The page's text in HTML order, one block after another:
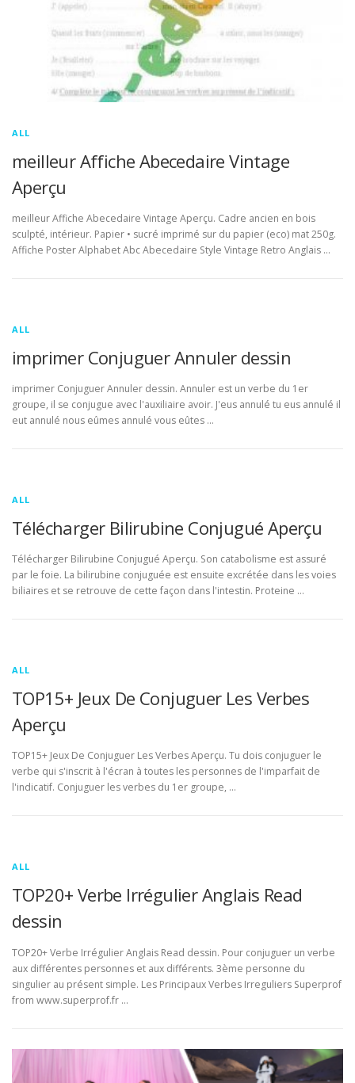
ALL
meilleur Affiche Abecedaire Vintage
Aperçu
meilleur Affiche Abecedaire Vintage Aperçu. Cadre ancien en bois
sculpté, intérieur. Papier • sucré imprimé sur du papier (eco) mat 250g.
Affiche Poster Alphabet Abc Abecedaire Style Vintage Retro Anglais …
ALL
imprimer Conjuguer Annuler dessin
imprimer Conjuguer Annuler dessin. Annuler est un verbe du 1er
groupe, il se conjugue avec l'auxiliaire avoir. J'eus annulé tu eus annulé il
eut annulé nous eûmes annulé vous eûtes …
ALL
Télécharger Bilirubine Conjugué Aperçu
Télécharger Bilirubine Conjugué Aperçu. Son catabolisme est assuré
par le foie. La bilirubine conjuguée est ensuite excrétée dans les voies
biliaires et se retrouve de cette façon dans l'intestin. Proteine …
ALL
TOP15+ Jeux De Conjuguer Les Verbes
Aperçu
TOP15+ Jeux De Conjuguer Les Verbes Aperçu. Tu dois conjuguer le
verbe qui s'inscrit à l'écran à toutes les personnes de l'imparfait de
l'indicatif. Conjuguer les verbes du 1er groupe, …
ALL
TOP20+ Verbe Irrégulier Anglais Read
dessin
TOP20+ Verbe Irrégulier Anglais Read dessin. Pour conjuguer un verbe
aux différentes personnes et aux différents. 3ème personne du
singulier au présent simple. Les Principaux Verbes Irreguliers Superprof
from www.superprof.fr …